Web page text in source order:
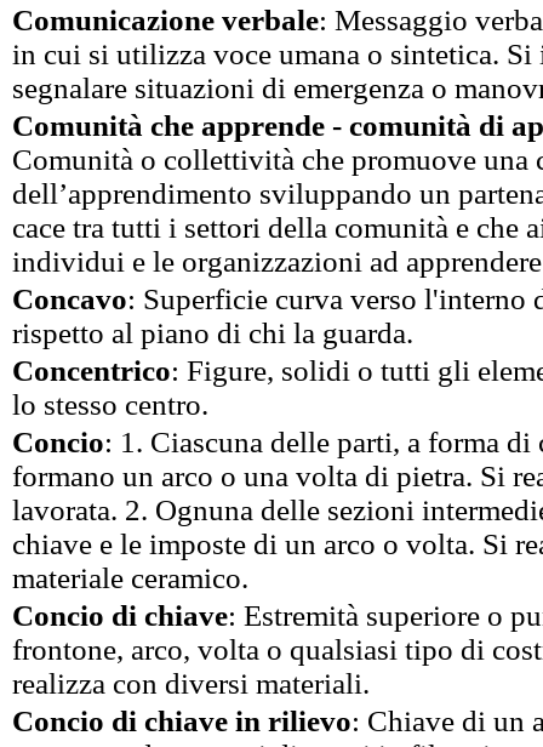
Comunicazione verbale: Messaggio
in cui si utilizza voce umana o sintetica. Si
segnalare situazioni di emergenza o
Comunità che apprende - comunità di
Comunità o collettività che promuove una
dell’apprendimento sviluppando un
cace tra tutti i settori della comunità e che
individui e le organizzazioni ad
Concavo: Superficie curva verso l'interno
rispetto al piano di chi la guarda.
Concentrico: Figure, solidi o tutti gli
lo stesso centro.
Concio: 1. Ciascuna delle parti, a forma di
formano un arco o una volta di pietra. Si
lavorata. 2. Ognuna delle sezioni
chiave e le imposte di un arco o volta. Si
materiale ceramico.
Concio di chiave: Estremità superiore o
frontone, arco, volta o qualsiasi tipo di
realizza con diversi materiali.
Concio di chiave in rilievo: Chiave di un